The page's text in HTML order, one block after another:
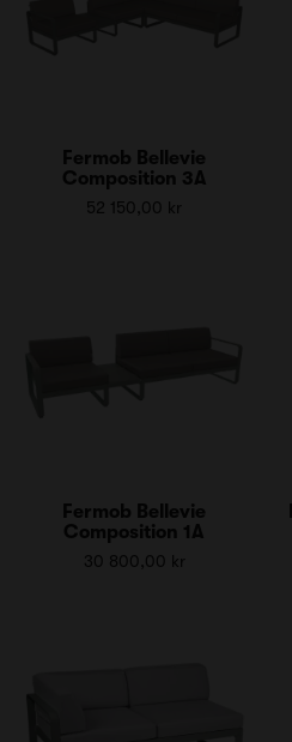
Fermob Bellevie
Composition 3A
52 150,00 kr
Fermob Bellevie
Composition 1A
30 800,00 kr